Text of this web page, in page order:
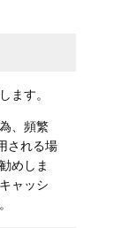
ます。
、頻繁
される場
めしま
ャッシ